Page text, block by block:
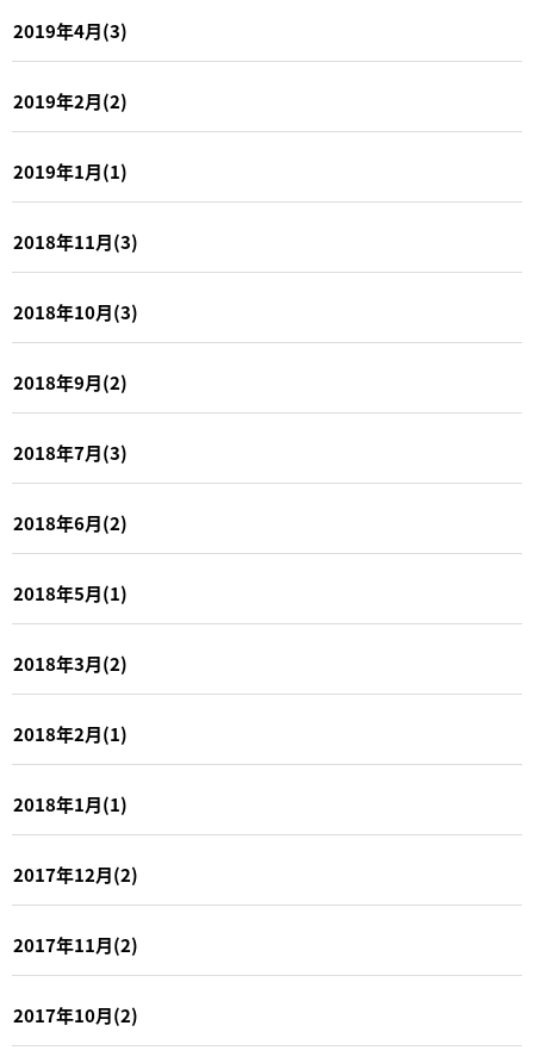
2019年4月(3)
2019年2月(2)
2019年1月(1)
2018年11月(3)
2018年10月(3)
2018年9月(2)
2018年7月(3)
2018年6月(2)
2018年5月(1)
2018年3月(2)
2018年2月(1)
2018年1月(1)
2017年12月(2)
2017年11月(2)
2017年10月(2)